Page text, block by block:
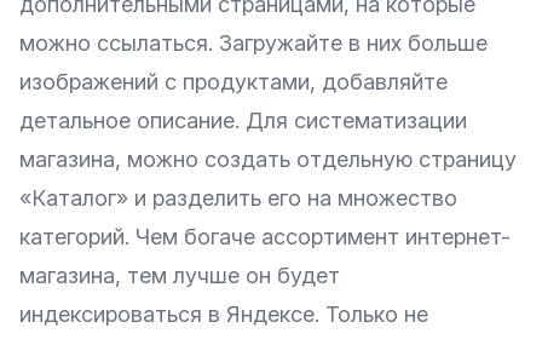
можно ссылаться. Загружайте в них больше
изображений с продуктами, добавляйте
детальное описание. Для систематизации
магазина, можно создать отдельную страницу
«Каталог» и разделить его на множество
категорий. Чем богаче ассортимент интернет-
магазина, тем лучше он будет
индексироваться в Яндексе. Только не